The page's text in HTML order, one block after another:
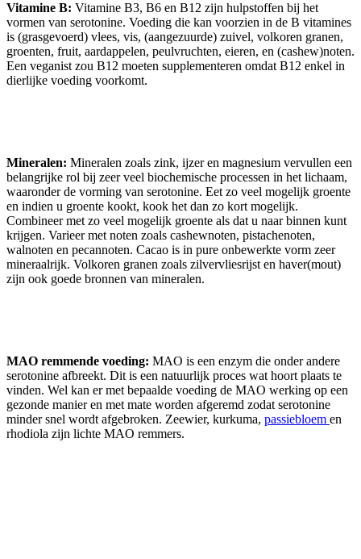
Vitamine B: Vitamine B3, B6 en B12 zijn hulpstoffen bij het
vormen van serotonine. Voeding die kan voorzien in de B vitamines
is (grasgevoerd) vlees, vis, (aangezuurde) zuivel, volkoren granen,
groenten, fruit, aardappelen, peulvruchten, eieren, en (cashew)noten.
Een veganist zou B12 moeten supplementeren omdat B12 enkel in
dierlijke voeding voorkomt.
Mineralen: Mineralen zoals zink, ijzer en magnesium vervullen een
belangrijke rol bij zeer veel biochemische processen in het lichaam,
waaronder de vorming van serotonine. Eet zo veel mogelijk groente
en indien u groente kookt, kook het dan zo kort mogelijk.
Combineer met zo veel mogelijk groente als dat u naar binnen kunt
krijgen. Varieer met noten zoals cashewnoten, pistachenoten,
walnoten en pecannoten. Cacao is in pure onbewerkte vorm zeer
mineraalrijk. Volkoren granen zoals zilvervliesrijst en haver(mout)
zijn ook goede bronnen van mineralen.
MAO remmende voeding: MAO is een enzym die onder andere
serotonine afbreekt. Dit is een natuurlijk proces wat hoort plaats te
vinden. Wel kan er met bepaalde voeding de MAO werking op een
gezonde manier en met mate worden afgeremd zodat serotonine
minder snel wordt afgebroken. Zeewier, kurkuma, passiebloem en
rhodiola zijn lichte MAO remmers.